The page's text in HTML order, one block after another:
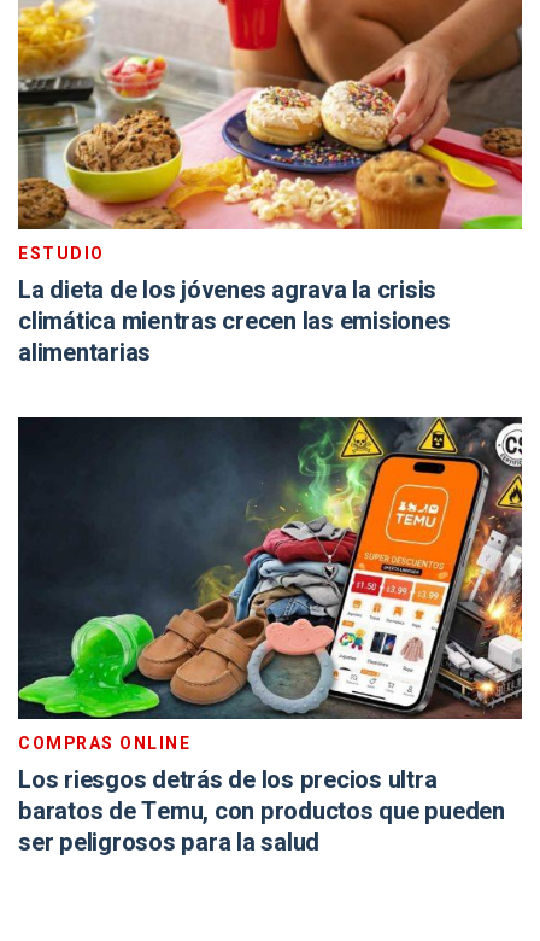
ESTUDIO
La dieta de los jóvenes agrava la crisis
climática mientras crecen las emisiones
alimentarias
COMPRAS ONLINE
Los riesgos detrás de los precios ultra
baratos de Temu, con productos que pueden
ser peligrosos para la salud